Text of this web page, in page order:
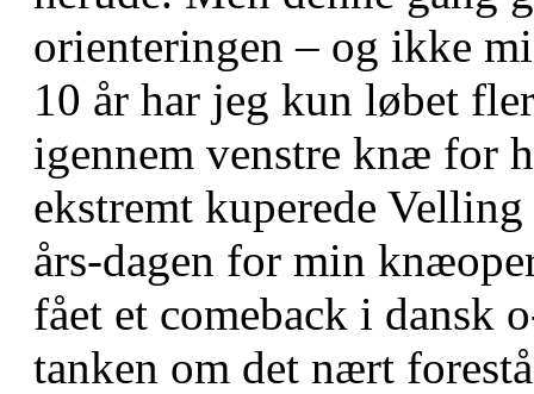
orienteringen – og ikke
10 år har jeg kun løbet
igennem venstre knæ for
ekstremt kuperede
års-dagen for min
fået et comeback i dansk
tanken om det nært